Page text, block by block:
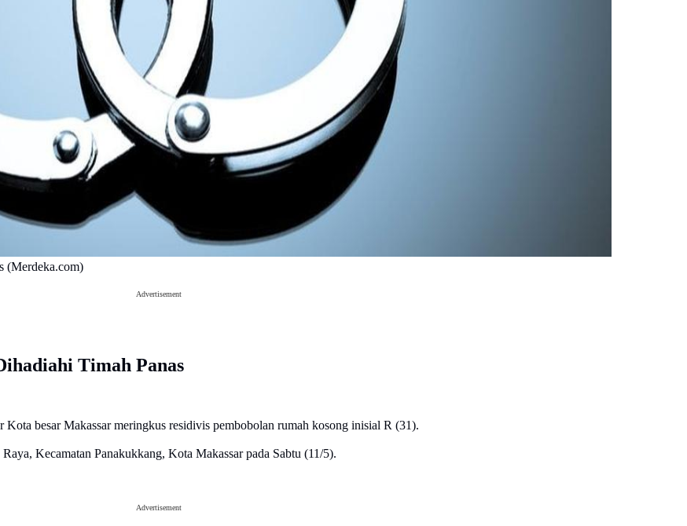
(Merdeka.com)
Advertisement
Timah Panas
besar Makassar meringkus residivis pembobolan rumah kosong inisial R (31).
Kecamatan Panakukkang, Kota Makassar pada Sabtu (11/5).
Advertisement